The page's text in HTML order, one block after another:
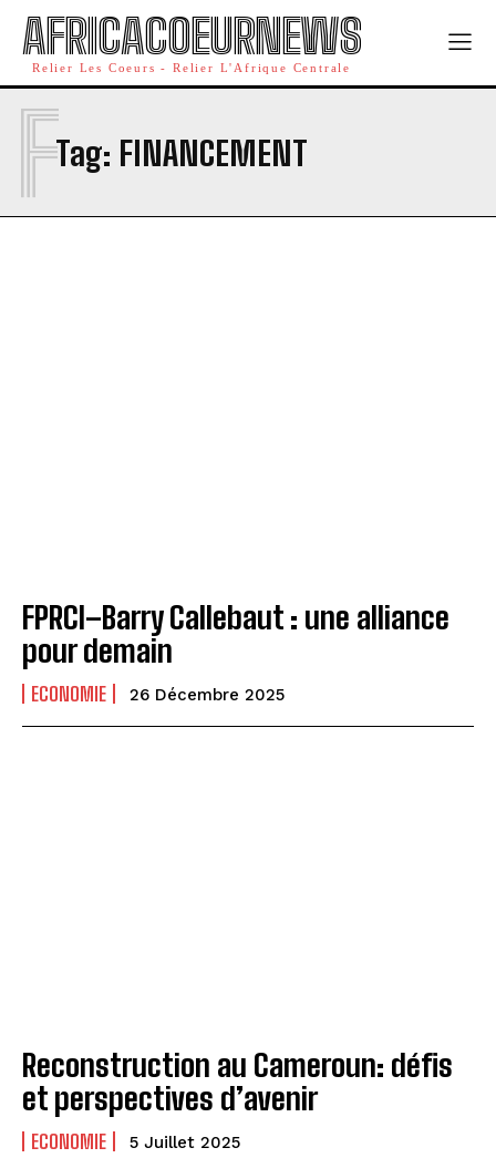
AFRICACOEURNEWS
Relier Les Coeurs - Relier L'Afrique Centrale
Tag: FINANCEMENT
F
FPRCI–Barry Callebaut : une alliance
pour demain
ECONOMIE 26 Décembre 2025
Reconstruction au Cameroun: défis
et perspectives d’avenir
ECONOMIE 5 Juillet 2025